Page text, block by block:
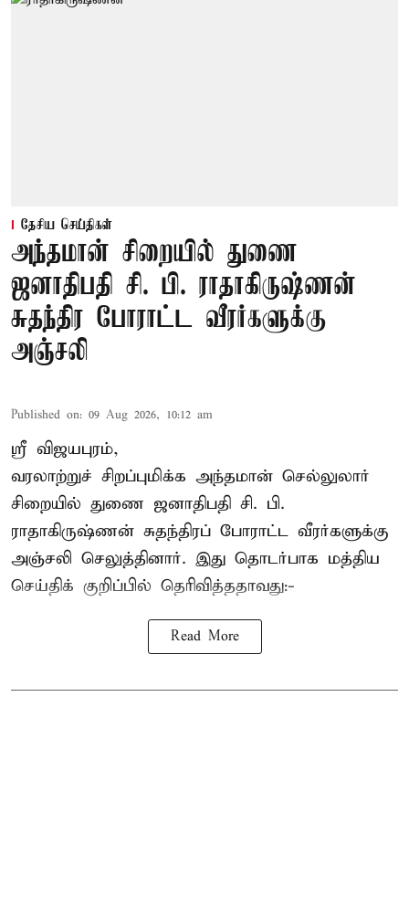
தேசிய செய்திகள்
அந்தமான் சிறையில் துணை
ஜனாதிபதி சி. பி. ராதாகிருஷ்ணன்
சுதந்திர போராட்ட வீரர்களுக்கு
அஞ்சலி
Published on: 09 Aug 2026, 10:12 am
ஸ்ரீ விஜயபுரம்,
வரலாற்றுச் சிறப்புமிக்க அந்தமான் செல்லுலார்
சிறையில் துணை ஜனாதிபதி சி. பி.
ராதாகிருஷ்ணன் சுதந்திரப் போராட்ட வீரர்களுக்கு
அஞ்சலி செலுத்தினார். இது தொடர்பாக மத்திய
செய்திக் குறிப்பில் தெரிவித்ததாவது:-
Read More